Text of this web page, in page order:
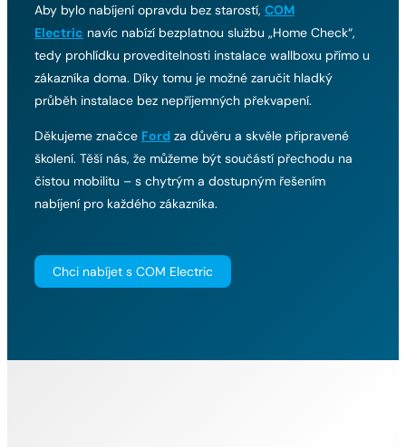
Aby bylo nabíjení opravdu bez starostí, COM
Electric navíc nabízí bezplatnou službu „Home Check“,
tedy prohlídku proveditelnosti instalace wallboxu přímo u
zákazníka doma. Díky tomu je možné zaručit hladký
průběh instalace bez nepříjemných překvapení.
Děkujeme značce Ford za důvěru a skvěle připravené
školení. Těší nás, že můžeme být součástí přechodu na
čistou mobilitu – s chytrým a dostupným řešením
nabíjení pro každého zákazníka.
Chci nabíjet s COM Electric